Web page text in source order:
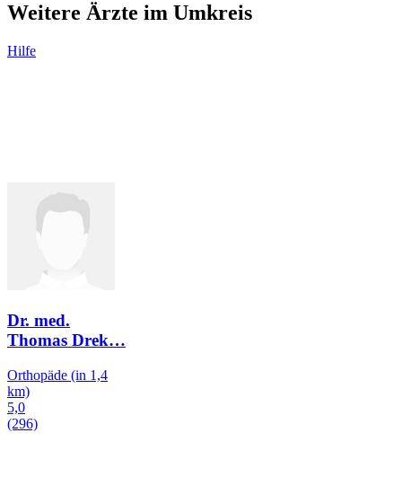
Weitere Ärzte im Umkreis
Hilfe
Dr. med.
Thomas Drek…
Orthopäde (in 1,4
km)
5,0
(296)